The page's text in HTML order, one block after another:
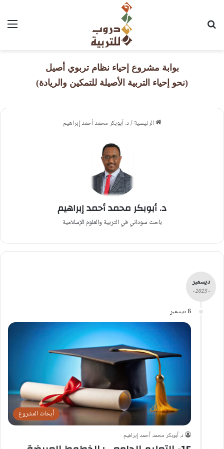
بوابة مشروع إحياء نظام تربوي أصيل
(نحو إحياء التربية الأصيلة للتمكين والريادة)
الرئيسية /د. أبوبكر محمد أحمد إبراهيم
د. أبوبكر محمد أحمد إبراهيم
باحث سوداني في التربية والعلوم الإسلامية
ديسمبر
- 2025 -
8 ديسمبر
أبحاث المشروع
د. أبوبكر محمد أحمد إبراهيم